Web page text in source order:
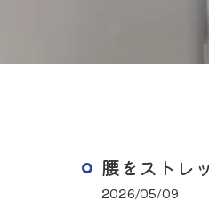
腰をストレ
2026/05/09